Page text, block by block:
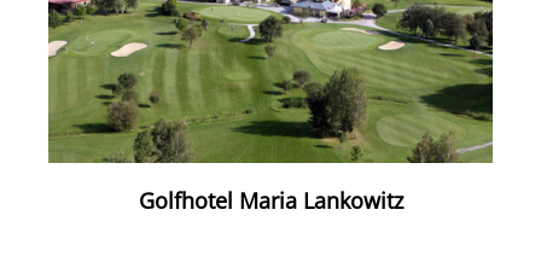
Golfhotel Maria Lankowitz